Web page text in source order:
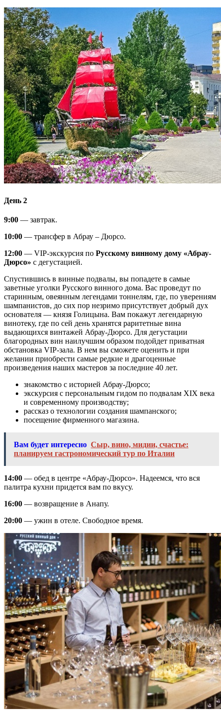
День 2
9:00 — завтрак.
10:00 — трансфер в Абрау – Дюрсо.
12:00 — VIP-экскурсия по Русскому винному дому «Абрау-
Дюрсо» с дегустацией.
Спустившись в винные подвалы, вы попадете в самые
заветные уголки Русского винного дома. Вас проведут по
старинным, овеянным легендами тоннелям, где, по уверениям
шампанистов, до сих пор незримо присутствует добрый дух
основателя — князя Голицына. Вам покажут легендарную
винотеку, где по сей день хранятся раритетные вина
выдающихся винтажей Абрау-Дюрсо. Для дегустации
благородных вин наилучшим образом подойдет приватная
обстановка VIP-зала. В нем вы сможете оценить и при
желании приобрести самые редкие и драгоценные
произведения наших мастеров за последние 40 лет.
знакомство с историей Абрау-Дюрсо;
экскурсия с персональным гидом по подвалам XIX века
и современному производству;
рассказ о технологии создания шампанского;
посещение фирменного магазина.
Вам будет интересно Сыр, вино, мидии, счастье:
планируем гастрономический тур по Италии
14:00 — обед в центре «Абрау-Дюрсо». Надеемся, что вся
палитра кухни придется вам по вкусу.
16:00 — возвращение в Анапу.
20:00 — ужин в отеле. Свободное время.